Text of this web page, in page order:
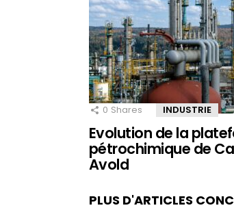
0 Shares INDUSTRIE
Evolution de la
pétrochimique de
Avold
PLUS D'ARTICLES